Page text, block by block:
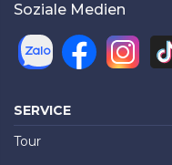
Soziale Medien
SERVICE
Tour